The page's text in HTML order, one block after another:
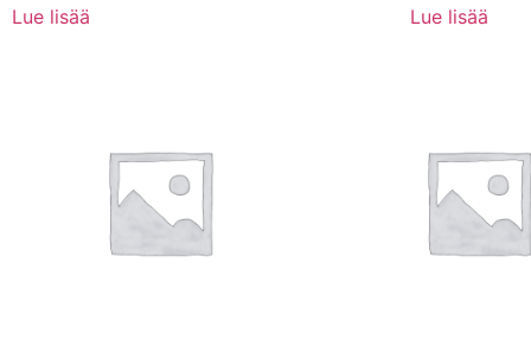
Lue lisää Lue lisää